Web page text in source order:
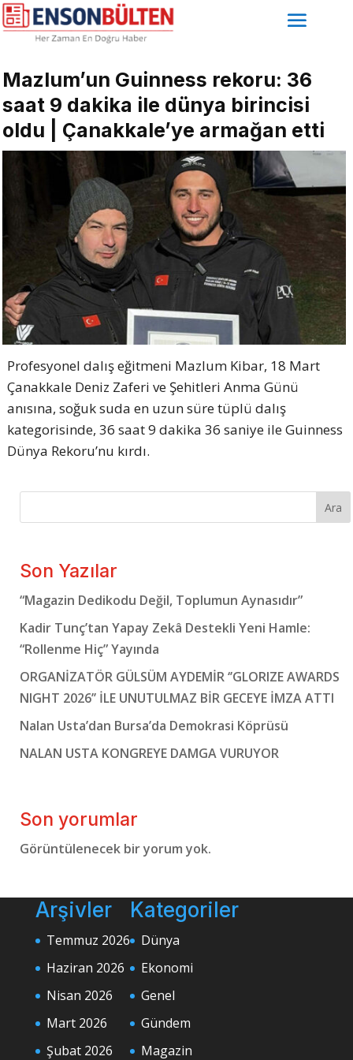
Mazlum’un Guinness rekoru: 36
saat 9 dakika ile dünya birincisi
oldu | Çanakkale’ye armağan etti
Profesyonel dalış eğitmeni Mazlum Kibar, 18 Mart
Çanakkale Deniz Zaferi ve Şehitleri Anma Günü
anısına, soğuk suda en uzun süre tüplü dalış
kategorisinde, 36 saat 9 dakika 36 saniye ile Guinness
Dünya Rekoru’nu kırdı.
Ara
Son Yazılar
“Magazin Dedikodu Değil, Toplumun Aynasıdır”
Kadir Tunç’tan Yapay Zekâ Destekli Yeni Hamle:
“Rollenme Hiç” Yayında
ORGANİZATÖR GÜLSÜM AYDEMİR ‘’GLORIZE AWARDS
NIGHT 2026’’ İLE UNUTULMAZ BİR GECEYE İMZA ATTI
Nalan Usta’dan Bursa’da Demokrasi Köprüsü
NALAN USTA KONGREYE DAMGA VURUYOR
Son yorumlar
Görüntülenecek bir yorum yok.
Arşivler
Temmuz 2026
Haziran 2026
Nisan 2026
Mart 2026
Şubat 2026
Kategoriler
Dünya
Ekonomi
Genel
Gündem
Magazin